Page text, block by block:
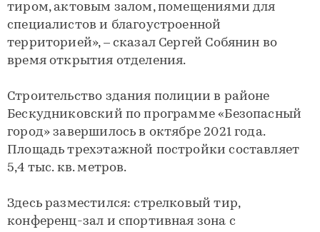
тиром, актовым залом, помещениями для
специалистов и благоустроенной
территорией», – сказал Сергей Собянин во
время открытия отделения.
Строительство здания полиции в районе
Бескудниковский по программе «Безопасный
город» завершилось в октябре 2021 года.
Площадь трехэтажной постройки составляет
5,4 тыс. кв. метров.
Здесь разместился: стрелковый тир,
конференц-зал и спортивная зона с